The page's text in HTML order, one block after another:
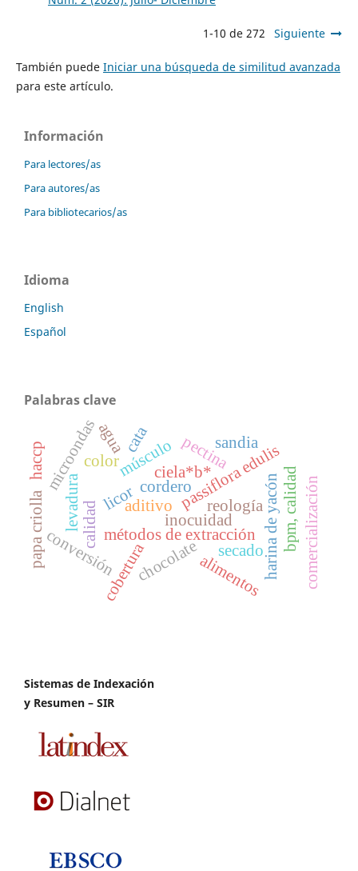
1-10 de 272 Siguiente
También puede Iniciar una búsqueda de similitud avanzada
para este artículo.
Información
Para lectores/as
Para autores/as
Para bibliotecarios/as
Idioma
English
Español
Palabras clave
passiflora edulis
métodos de extracción
pectina
aditivo harina de yacón
reología
chocolate
calidad
ciela*b*
conversión
cordero
músculo
color
microondas
papa criolla secado
alimentos
inocuidad
levadura licor
sandia
agua
bpm, calidad
haccp
cata
cobertura comercialización
Sistemas de Indexación
y Resumen – SIR